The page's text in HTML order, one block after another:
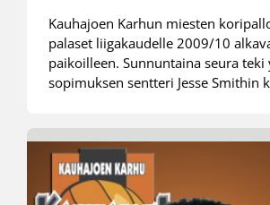
Kauhajoen Karhun miesten
palaset liigakaudelle 2009/10
paikoilleen. Sunnuntaina seura teki
sopimuksen sentteri Jesse Smithin